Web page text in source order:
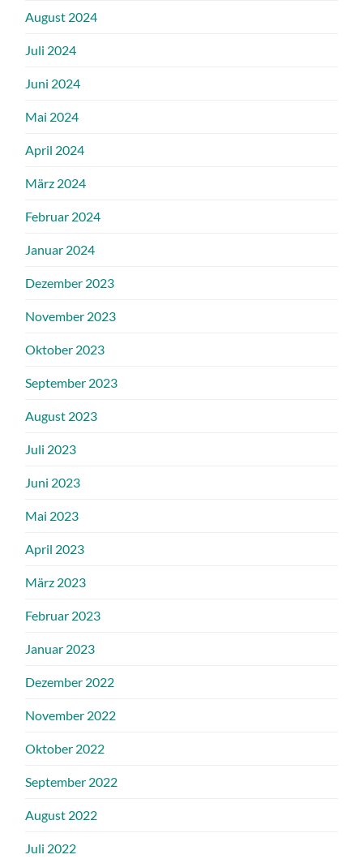
August 2024
Juli 2024
Juni 2024
Mai 2024
April 2024
März 2024
Februar 2024
Januar 2024
Dezember 2023
November 2023
Oktober 2023
September 2023
August 2023
Juli 2023
Juni 2023
Mai 2023
April 2023
März 2023
Februar 2023
Januar 2023
Dezember 2022
November 2022
Oktober 2022
September 2022
August 2022
Juli 2022